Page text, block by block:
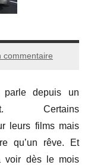
commentaire
depuis un
Certains
leurs films mais
qu’un rêve. Et
voir dès le mois